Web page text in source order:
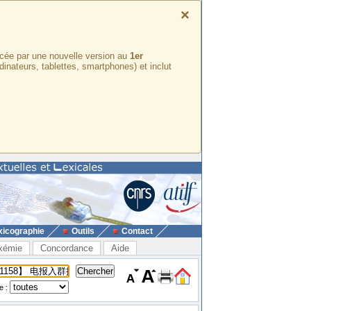
×
par une nouvelle version au 1er
tablettes, smartphones) et inclut
Outils Contact
Concordance Aide
: